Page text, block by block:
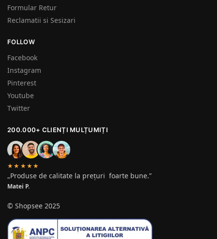
Formular Retur
Reclamatii si Sesizari
FOLLOW
Facebook
Instagram
Pinterest
Youtube
Twitter
200.000+ CLIENȚI MULȚUMIȚI
★★★★★
„Produse de calitate la prețuri foarte bune.”
Matei P.
© Shopsee 2025